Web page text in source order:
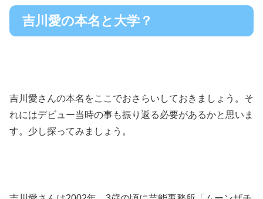
吉川愛の本名と大学？
吉川愛さんの本名をここでおさらいしておきましょう。そ
れにはデビュー当時の事も振り返る必要があるかと思いま
す。少し探ってみましょう。